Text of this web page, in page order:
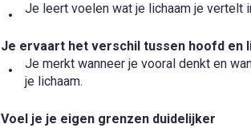
Je leert voelen wat je lichaam je vertelt
Je ervaart het verschil tussen hoofd en
Je merkt wanneer je vooral denkt en
je lichaam.
Voel je je eigen grenzen duidelijker